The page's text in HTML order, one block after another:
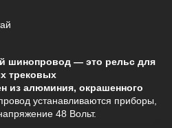
шинопровод ― это рельс для
трековых
из алюминия, окрашенного
устанавливаются приборы,
48 Вольт.